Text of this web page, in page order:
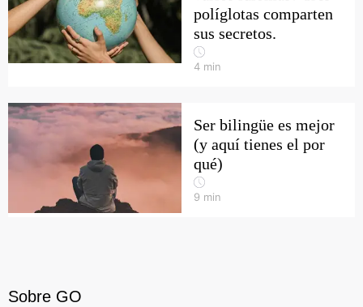
políglotas comparten
sus secretos.
4 min
Ser bilingüe es mejor
(y aquí tienes el por
qué)
9 min
Sobre GO